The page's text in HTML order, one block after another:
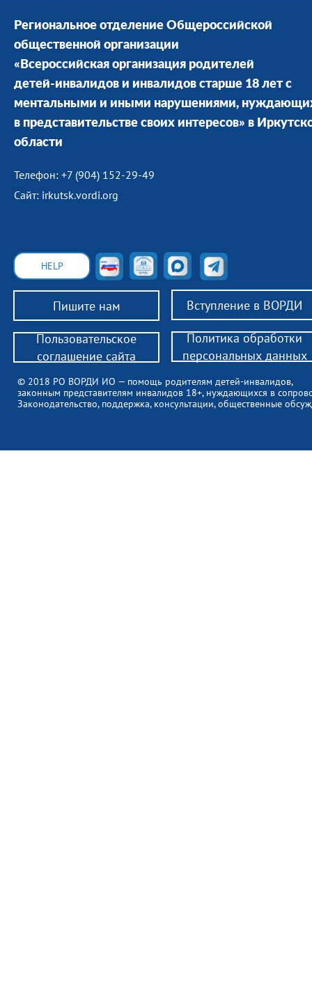
Региональное отделение Общероссийской
общественной организации
«Всероссийская организация родителей
детей-инвалидов и инвалидов старше 18 лет с
ментальными и иными нарушениями,
в представительстве своих интересов» в
области
Телефон: +7 (904) 152-29-49
Сайт: irkutsk.vordi.org
Пишите нам Вступление в ВОРДИ
© 2018 РО ВОРДИ ИО — помощь родителям детей-инвалидов,
законным представителям инвалидов 18+, нуждающихся в
Законодательство, поддержка, консультации, общественные
HELP
Пользовательское
соглашение сайта
Политика обработки
персональных данных